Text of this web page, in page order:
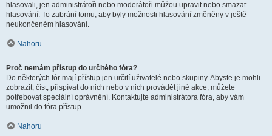
hlasovali, jen administrátoři nebo moderátoři můžou upravit nebo smazat
hlasování. To zabrání tomu, aby byly možnosti hlasování změněny v ještě
neukončeném hlasování.
Nahoru
Proč nemám přístup do určitého fóra?
Do některých fór mají přístup jen určití uživatelé nebo skupiny. Abyste je mohli
zobrazit, číst, přispívat do nich nebo v nich provádět jiné akce, můžete
potřebovat speciální oprávnění. Kontaktujte administrátora fóra, aby vám
umožnil do fóra přístup.
Nahoru